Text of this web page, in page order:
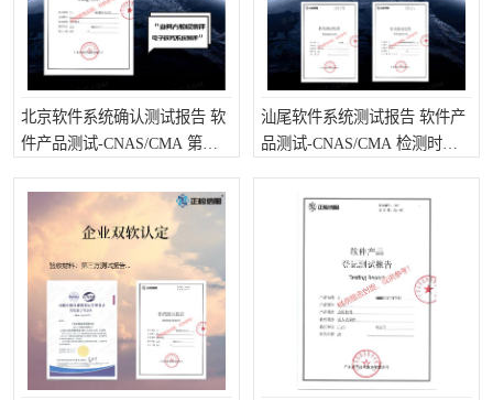
北京软件系统确认测试报告 软
件产品测试-CNAS/CMA 第三
汕尾软件系统测试报告 软件产
品测试-CNAS/CMA 检测时长